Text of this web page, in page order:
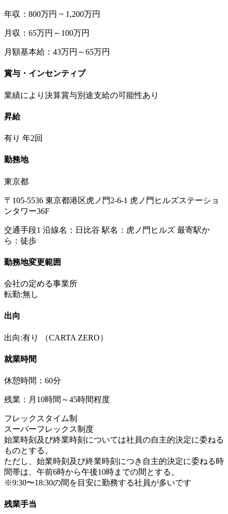
年収：800万円 ~ 1,200万円
月収：65万円～100万円
月額基本給：43万円～65万円
賞与・インセンティブ
業績により決算賞与別途支給の可能性あり
昇給
有り 年2回
勤務地
東京都
〒105-5536 東京都港区虎ノ門2-6-1 虎ノ門ヒルズステーショ
ンタワー36F
交通手段1 沿線名：日比谷 駅名：虎ノ門ヒルズ 最寄駅か
ら：徒歩
勤務地変更範囲
会社の定める事業所
転勤:無し
出向
出向:有り （CARTA ZERO）
就業時間
休憩時間：60分
残業：月10時間～45時間程度
フレックスタイム制
スーパーフレックス制度
始業時刻及び終業時刻については社員の自主的決定に委ねる
ものとする。
ただし、始業時刻及び終業時刻につき自主的決定に委ねる時
間帯は、午前6時から午後10時までの間とする。
※9:30〜18:30の間を目安に勤務する社員が多いです
残業手当